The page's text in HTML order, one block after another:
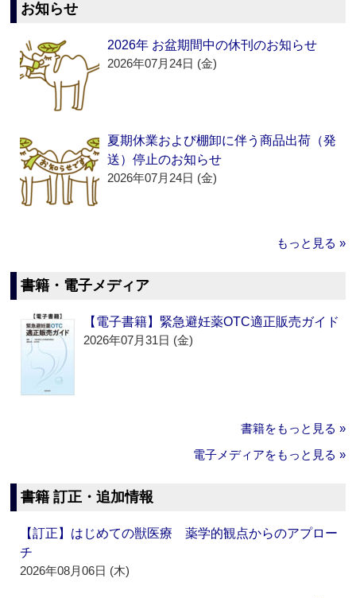
お知らせ
2026年 お盆期間中の休刊のお知らせ
2026年07月24日 (金)
夏期休業および棚卸に伴う商品出荷（発
送）停止のお知らせ
2026年07月24日 (金)
もっと見る »
書籍・電子メディア
【電子書籍】緊急避妊薬OTC適正販売ガイド
2026年07月31日 (金)
書籍をもっと見る »
電子メディアをもっと見る »
書籍 訂正・追加情報
【訂正】はじめての獣医療 薬学的観点からのアプロー
チ
2026年08月06日 (木)